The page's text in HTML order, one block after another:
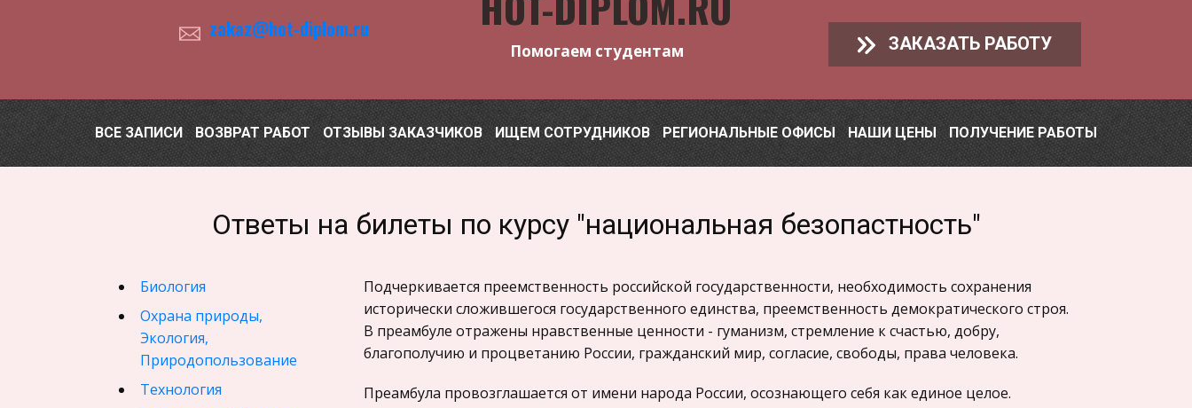
Помогаем студентам
zakaz@hot-diplom.ru
ЗАКАЗАТЬ РАБОТУ
ВСЕ ЗАПИСИ ВОЗВРАТ РАБОТ ОТЗЫВЫ ЗАКАЗЧИКОВ ИЩЕМ СОТРУДНИКОВ РЕГИОНАЛЬНЫЕ ОФИСЫ НАШИ ЦЕНЫ ПОЛУЧЕНИЕ РАБОТЫ
Ответы на билеты по курсу "национальная безопастность"
Биология
Охрана природы,
Экология,
Природопользование
Технология
Подчеркивается преемственность российской государственности, необходимость сохранения
исторически сложившегося государственного единства, преемственность демократического строя.
В преамбуле отражены нравственные ценности - гуманизм, стремление к счастью, добру,
благополучию и процветанию России, гражданский мир, согласие, свободы, права человека.
Преамбула провозглашается от имени народа России, осознающего себя как единое целое.